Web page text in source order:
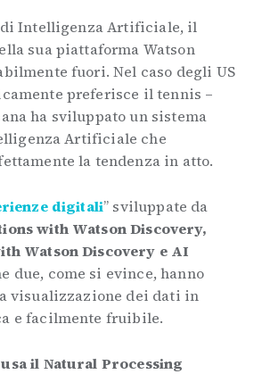
di Intelligenza Artificiale, il
sua piattaforma Watson
fuori. Nel caso degli US
preferisce il tennis –
ha sviluppato un sistema
Artificiale che
la tendenza in atto.
digitali” sviluppate da
with Watson Discovery,
Watson Discovery e AI
due, come si evince, hanno
visualizzazione dei dati in
e facilmente fruibile.
il Natural Processing